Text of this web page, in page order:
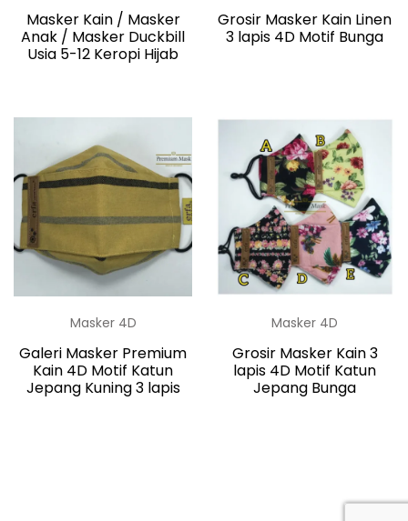
Masker Kain / Masker
Anak / Masker Duckbill
Usia 5-12 Keropi Hijab
Grosir Masker Kain Linen
3 lapis 4D Motif Bunga
Masker 4D
Galeri Masker Premium
Kain 4D Motif Katun
Jepang Kuning 3 lapis
Masker 4D
Grosir Masker Kain 3
lapis 4D Motif Katun
Jepang Bunga